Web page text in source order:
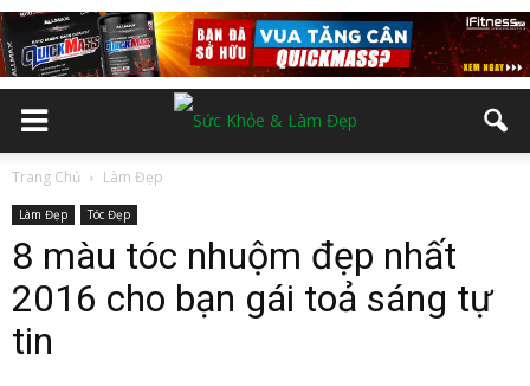
Trang Chủ Làm Đẹp
Làm Đẹp Tóc Đẹp
8 màu tóc nhuộm đẹp nhất
2016 cho bạn gái toả sáng tự
tin